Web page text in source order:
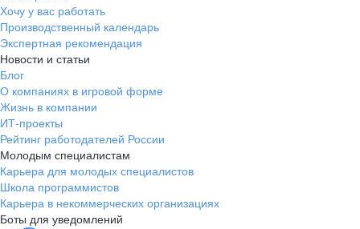
Хочу у вас работать
Производственный календарь
Экспертная рекомендация
Новости и статьи
Блог
О компаниях в игровой форме
Жизнь в компании
ИТ-проекты
Рейтинг работодателей России
Молодым специалистам
Карьера для молодых специалистов
Школа программистов
Карьера в некоммерческих организациях
Боты для уведомлений